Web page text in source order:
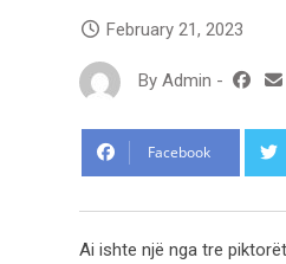
February 21, 2023
By Admin -
Facebook
Ai ishte një nga tre